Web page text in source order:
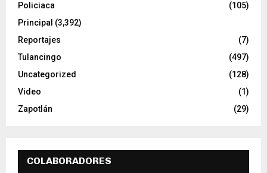
Policiaca
(105)
Principal (3,392)
Reportajes
(7)
Tulancingo
(497)
Uncategorized
(128)
Video
(1)
Zapotlán
(29)
COLABORADORES